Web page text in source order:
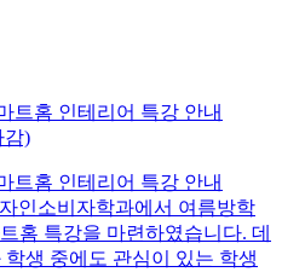
트홈 인테리어 특강 안내
감)
트홈 인테리어 특강 안내
인소비자학과에서 여름방학
홈 특강을 마련하였습니다. 데
생 중에도 관심이 있는 학생